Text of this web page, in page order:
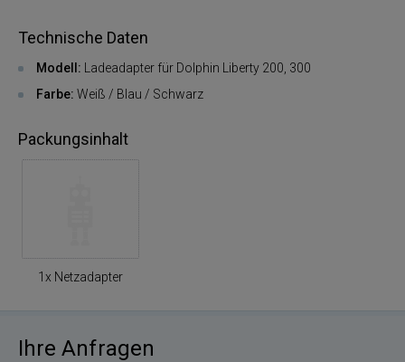
Technische Daten
Modell:
Ladeadapter für Dolphin Liberty 200, 300
Farbe: Weiß / Blau / Schwarz
Packungsinhalt
1x Netzadapter
Ihre Anfragen